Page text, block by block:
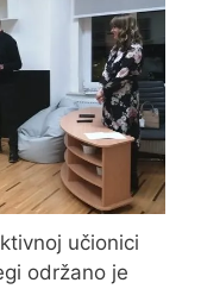
učionici
održano je